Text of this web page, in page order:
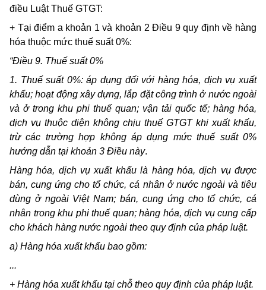
điều Luật Thuế GTGT:
+ Tại điểm a khoản 1 và khoản 2 Điều 9 quy định về hàng
hóa thuộc mức thuế suất 0%:
“Điều 9. Thuế suất 0%
1. Thuế suất 0%: áp dụng đối với hàng hóa, dịch vụ xuất
khẩu; hoạt động xây dựng, lắp đặt công trình ở nước ngoài
và ở trong khu phi thuế quan; vận tải quốc tế; hàng hóa,
dịch vụ thuộc diện không chịu thuế GTGT khi xuất khấu,
trừ các trường hợp không áp dụng mức thuế suất 0%
hướng dẫn tại khoản 3 Điều này.
Hàng hóa, dịch vụ xuất khẩu là hàng hóa, dịch vụ được
bán, cung ứng cho tổ chức, cá nhân ở nước ngoài và tiêu
dùng ở ngoài Việt Nam; bán, cung ứng cho tổ chức, cá
nhân trong khu phi thuế quan; hàng hóa, dịch vụ cung cấp
cho khách hàng nước ngoài theo quy định của pháp luật.
a) Hàng hóa xuất khẩu bao gồm:
...
+ Hàng hóa xuất khẩu tại chỗ theo quy định của pháp luật.